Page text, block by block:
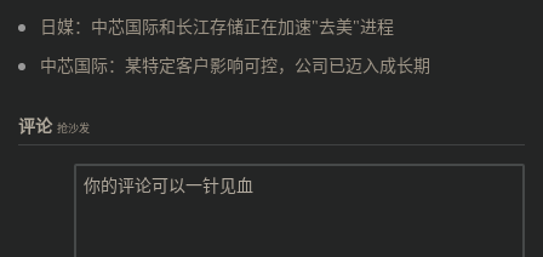
日媒：中芯国际和长江存储正在加速"去美"进程
中芯国际：某特定客户影响可控，公司已迈入成长期
评论 抢沙发